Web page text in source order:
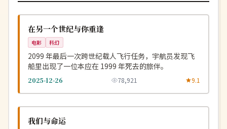
美国
在另一个世纪与你重逢
电影 科幻
2099 年最后一次跨世纪载人飞行任务，宇航员发现飞
船里出现了一位本应在 1999 年死去的旅伴。
2025-12-26 78,921 9.1
中国
我们与命运